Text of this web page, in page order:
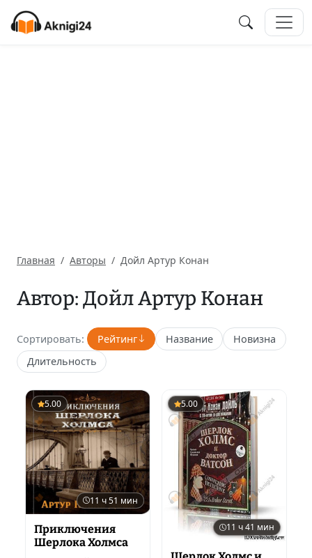
Главная Авторы Дойл Артур Конан
Автор: Дойл Артур Конан
Сортировать: Рейтинг Название
Новизна
Длительность
5.00
11 ч 51 мин
Приключения
Шерлока Холмса
5.00
11 ч 41 мин